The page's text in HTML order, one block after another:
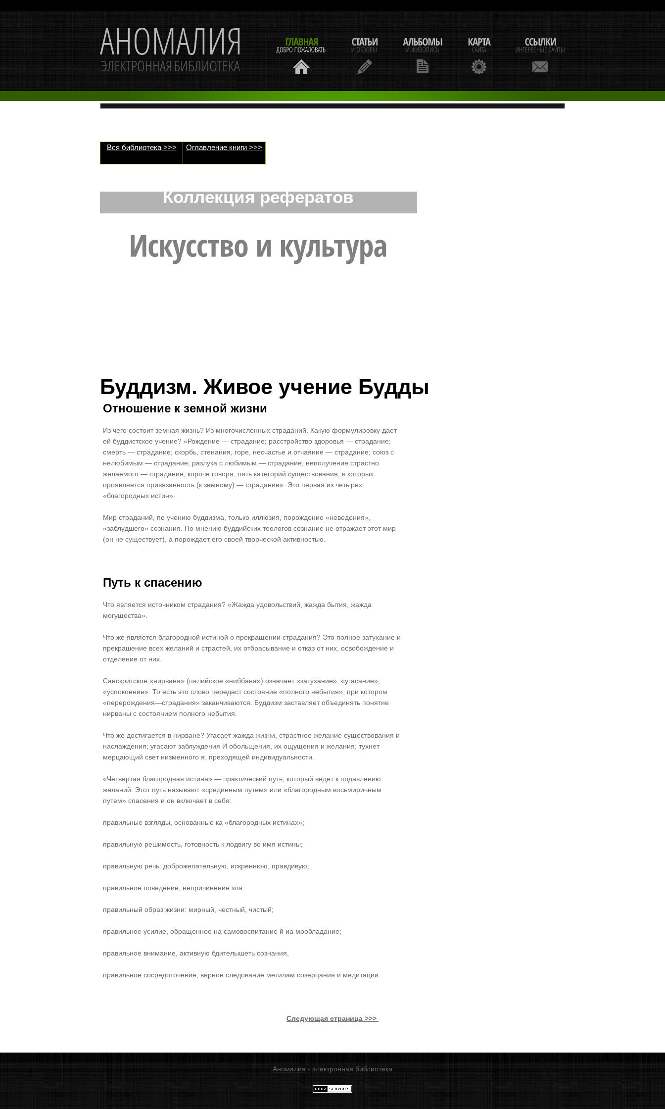
Вся библиотека >>> Оглавление книги >>>
Коллекция рефератов
Буддизм. Живое учение Будды
Отношение к земной жизни
Из чего состоит земная жизнь? Из многочисленных страданий. Какую формулировку дает
ей буддистское учение? «Рождение — страдание; расстройство здоровья — страдание;
смерть — страдание; скорбь, стенания, горе, несчастье и отчаяние — страдание; союз с
нелюбимым — страдание; разлука с любимым — страдание; неполучение страстно
желаемого — страдание; короче говоря, пять категорий существования, в которых
проявляется привязанность (к земному) — страдание». Это первая из четырех
«благородных истин».
Мир страданий, по учению буддизма, только иллюзия, порождение «неведения»,
«заблудшего» сознания. По мнению буддийских теологов сознание не отражает этот мир
(он не существует), а порождает его своей творческой активностью.
Путь к спасению
Что является источником страдания? «Жажда удовольствий, жажда бытия, жажда
могущества».
Что же является благородной истиной о прекращении страдания? Это полное затухание и
прекрашение всех желаний и страстей, их отбрасывание и отказ от них, освобождение и
отделение от них.
Санскритское «нирвана» (палийское «ниббана») означает «затухание», «угасание»,
«успокоение». То есть это слово передаст состояние «полного небытия», при котором
«перерождения—страдания» заканчиваются. Буддизм заставляет объединять понятие
нирваны с состоянием полного небытия.
Что же достигается в нирване? Угасает жажда жизни, страстное желание существования и
наслаждения; угасают заблуждения И обольщения, их ощущения и желания; тухнет
мерцающий свет низменного я, преходящей индивидуальности.
«Четвертая благородная истина» — практический путь, который ведет к подавлению
желаний. Этот путь называют «срединным путем» или «благородным восьмиричным
путем» спасения и он включает в себя:
правильные взгляды, основанные ка «благородных истинах»;
правильную решимость, готовность к лодвигу во имя истины;
правильную речь: доброжелательную, искреннюю, правдивую;
правильное поведение, непричинение зла
правильный образ жизни: мирный, честный, чистый;
правильное усилие, обращенное на самовоспитание й иа мообладание;
правильное внимание, активную бдителышеть сознания,
правильное сосредоточение, верное следование метилам созерцания и медитации.
Следующая страница >>>
Аномалия - электронная библиотека